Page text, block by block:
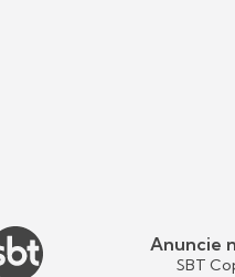
Anuncie
SBT